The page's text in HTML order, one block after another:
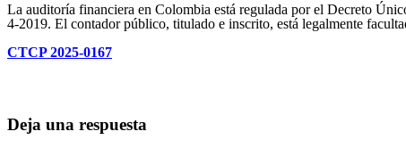
La auditoría financiera en Colombia está regulada por el Decreto
4-2019. El contador público, titulado e inscrito, está legalmente
CTCP 2025-0167
Deja una respuesta